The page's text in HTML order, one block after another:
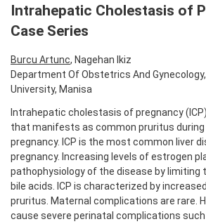
Intrahepatic Cholestasis of
Case Series
Burcu Artunc, Nagehan Ikiz
Department Of Obstetrics And
University, Manisa
Intrahepatic cholestasis of pregnancy
that manifests as common pruritus
pregnancy. ICP is the most common liver
pregnancy. Increasing levels of estrogen
pathophysiology of the disease by limiting
bile acids. ICP is characterized by
pruritus. Maternal complications are rare.
cause severe perinatal complications